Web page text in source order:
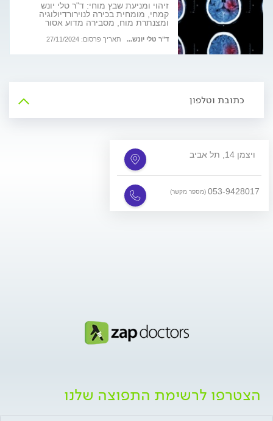
זיהוי ומניעת שבץ מוחי: ד"ר טלי יונש
קמחי, מומחית בכירה לנוירורדיולוגיה
ומצנתרת מוח, מסבירה מדוע אסור
ברגע האמת
ד"ר טלי יונש... תאריך פרסום: 27/11/2024
כתובת וטלפון
ויצמן 14, תל אביב
053-9428017 (מספר מקשר)
הצטרפו לרשימת התפוצה שלנו